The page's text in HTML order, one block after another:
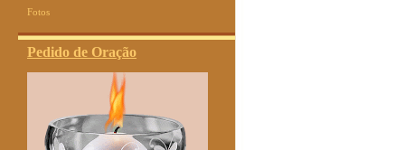
Fotos
Pedido de Oração